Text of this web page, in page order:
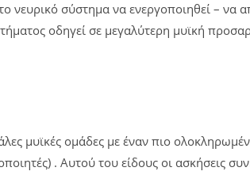
νευρικό σύστημα να ενεργοποιηθεί – να
οδηγεί σε μεγαλύτερη μυϊκή
μυϊκές ομάδες με έναν πιο
. Αυτού του είδους οι ασκήσεις